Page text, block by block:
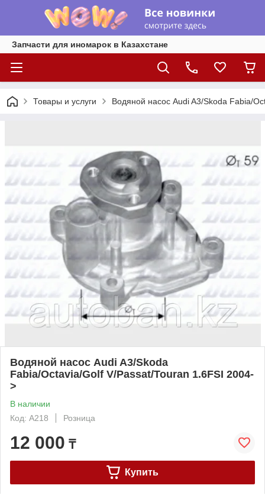
Запчасти для иномарок в Казахстане
Товары и услуги Водяной насос Audi A3/Skoda Fabia/
Водяной насос Audi A3/Skoda
Fabia/Octavia/Golf V/Passat/Touran 1.6FSI 2004-
>
В наличии
Код: A218
Розница
12 000 ₸
Купить